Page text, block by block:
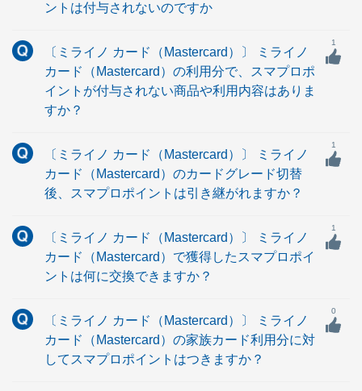
ントは付与されないのですか
〔ミライノ カード（Mastercard）〕 ミライノ
カード（Mastercard）の利用分で、スマプロポ
イントが付与されない商品や利用内容はありま
すか？
1
〔ミライノ カード（Mastercard）〕 ミライノ
カード（Mastercard）のカードグレード切替
後、スマプロポイントは引き継がれますか？
1
〔ミライノ カード（Mastercard）〕 ミライノ
カード（Mastercard）で獲得したスマプロポイ
ントは何に交換できますか？
1
〔ミライノ カード（Mastercard）〕 ミライノ
カード（Mastercard）の家族カード利用分に対
してスマプロポイントはつきますか？
0